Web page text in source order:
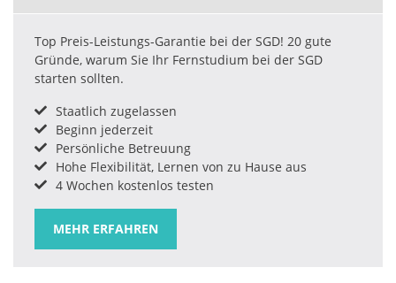
Top Preis-Leistungs-Garantie bei der SGD! 20 gute
Gründe, warum Sie Ihr Fernstudium bei der SGD
starten sollten.
Staatlich zugelassen
Beginn jederzeit
Persönliche Betreuung
Hohe Flexibilität, Lernen von zu Hause aus
4 Wochen kostenlos testen
MEHR ERFAHREN